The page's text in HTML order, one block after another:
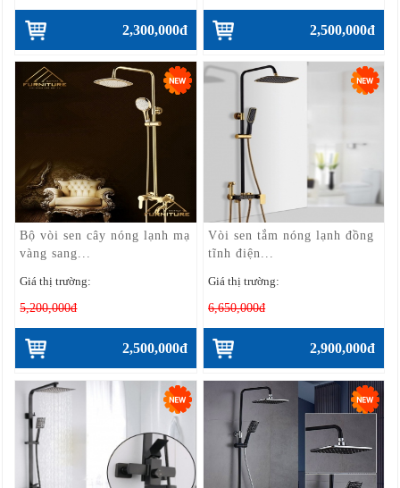
2,300,000đ 2,500,000đ
Bộ vòi sen cây nóng lạnh mạ
vàng sang...
Giá thị trường:
5,200,000đ
2,500,000đ
Vòi sen tắm nóng lạnh đồng
tĩnh điện...
Giá thị trường:
6,650,000đ
2,900,000đ